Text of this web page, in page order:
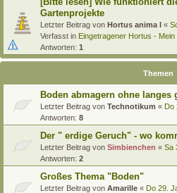
Gartenprojekte
Letzter Beitrag von Hortus anima l «
Verfasst in Eingetragener Hortus -
Antworten: 1
Themen
Boden abmagern ohne langes
Letzter Beitrag von Technotikum « Do
Antworten: 8
Der " erdige Geruch" - wo
Letzter Beitrag von Simbienchen « Sa
Antworten: 2
Großes Thema "Boden"
Letzter Beitrag von Amarille « Do 29.